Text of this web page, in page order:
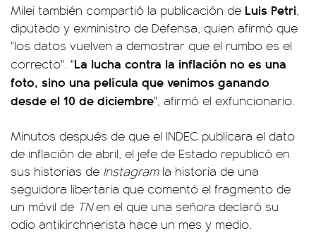
Milei también compartió la publicación de Luis Petri,
diputado y exministro de Defensa, quien afirmó que
"los datos vuelven a demostrar que el rumbo es el
correcto". "La lucha contra la inflación no es una
foto, sino una película que venimos ganando
desde el 10 de diciembre", afirmó el exfuncionario.
Minutos después de que el INDEC publicara el dato
de inflación de abril, el jefe de Estado republicó en
sus historias de Instagram la historia de una
seguidora libertaria que comentó el fragmento de
un móvil de TNen el que una señora declaró su
odio antikirchnerista hace un mes y medio.